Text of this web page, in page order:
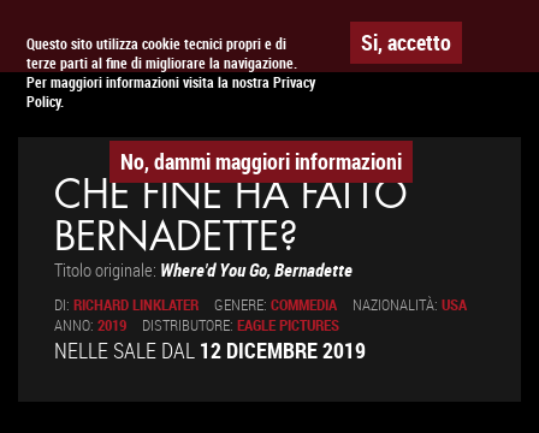
Questo sito utilizza cookie tecnici propri e di
terze parti al fine di migliorare la navigazione.
Per maggiori informazioni visita la nostra Privacy
Policy.
Si, accetto
No, dammi maggiori informazioni
APPUNTAMENTO AL CINEMA
CHE FINE HA FATTO
BERNADETTE?
Titolo originale: Where'd You Go, Bernadette
DI: RICHARD LINKLATER GENERE: COMMEDIA NAZIONALITÀ: USA
ANNO: 2019 DISTRIBUTORE: EAGLE PICTURES
NELLE SALE DAL 12 DICEMBRE 2019